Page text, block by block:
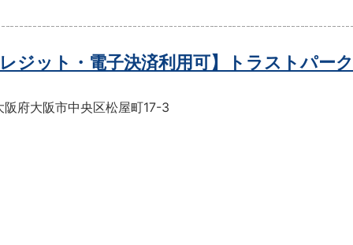
レジット・電子決済利用可】トラストパー
阪府大阪市中央区松屋町17-3